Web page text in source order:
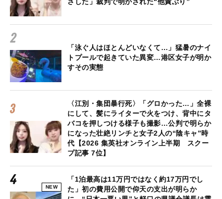
さした」裁判で明かされた“他責ぶり”
「泳ぐ人はほとんどいなくて…」猛暑のナイ
トプールで起きていた異変…港区女子が明か
すその実態
〈江別・集団暴行死〉「グロかった…」全裸
にして、髪にライターで火をつけ、背中にタ
バコを押しつける様子も撮影…公判で明らか
になった壮絶リンチと女子2人の“陰キャ”時
代【2026 集英社オンライン上半期 スクー
プ記事 7位】
NEW
「1泊最高は11万円ではなく約17万円でし
た」初の費用公開で仰天の支出が明らか